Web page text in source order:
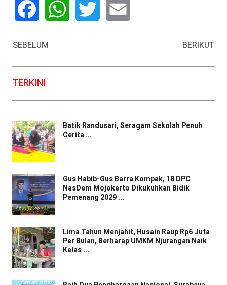
SEBELUM
BERIKUT
TERKINI
Batik Randusari, Seragam Sekolah Penuh
Cerita ...
Gus Habib-Gus Barra Kompak, 18 DPC
NasDem Mojokerto Dikukuhkan Bidik
Pemenang 2029 ...
Lima Tahun Menjahit, Husain Raup Rp6 Juta
Per Bulan, Berharap UMKM Njurangan Naik
Kelas ...